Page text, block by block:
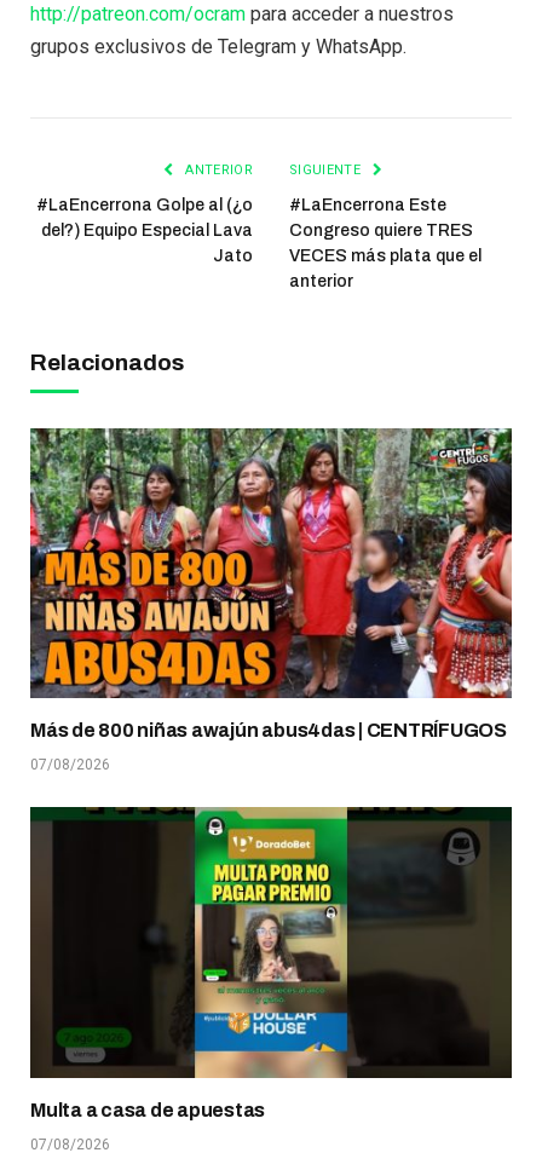
http://patreon.com/ocram para acceder a nuestros
grupos exclusivos de Telegram y WhatsApp.
ANTERIOR
#LaEncerrona Golpe al (¿o
del?) Equipo Especial Lava
Jato
SIGUIENTE
#LaEncerrona Este
Congreso quiere TRES
VECES más plata que el
anterior
Relacionados
Más de 800 niñas awajún abus4das | CENTRÍFUGOS
07/08/2026
Multa a casa de apuestas
07/08/2026